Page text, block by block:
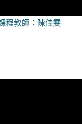
程教師：陳佳雯